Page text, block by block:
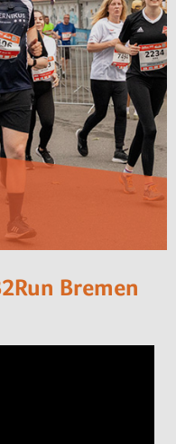
Bremen